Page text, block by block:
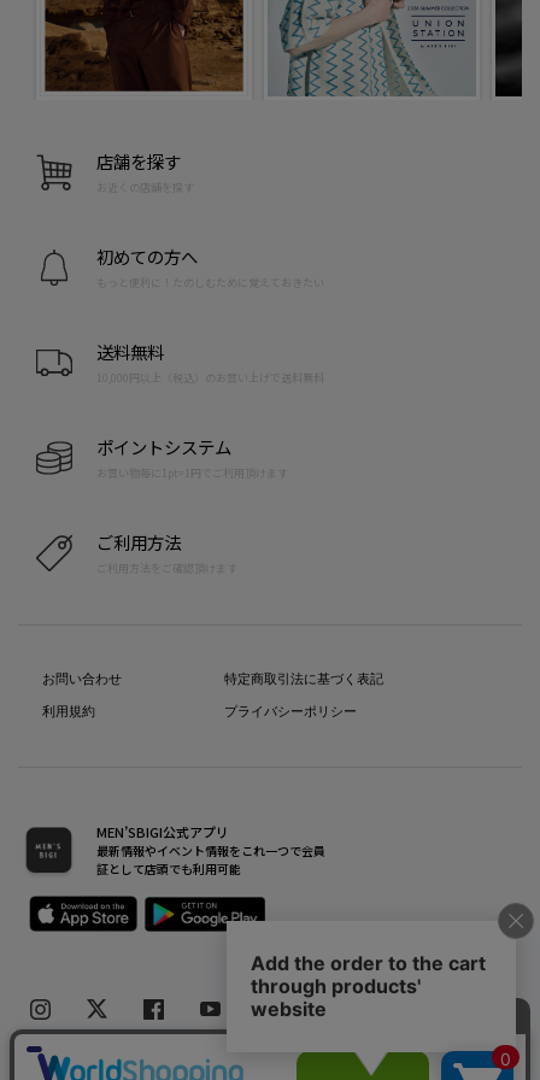
店舗を探す
お近くの店舗を探す
初めての方へ
もっと便利に！たのしむために覚えておきたい
送料無料
10,000円以上（税込）のお買い上げで送料無料
ポイントシステム
お買い物毎に1pt=1円でご利用頂けます
ご利用方法
ご利用方法をご確認頂けます
お問い合わせ
利用規約
特定商取引法に基づく表記
プライバシーポリシー
MEN’SBIGI公式アプリ
最新情報やイベント情報をこれ一つで会員
証として店頭でも利用可能